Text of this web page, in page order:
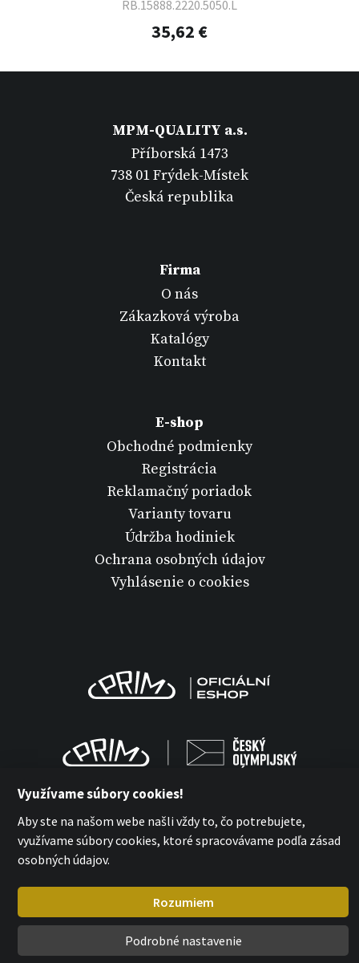
RB.15888.2220.5050.L
35,62 €
MPM-QUALITY a.s.
Příborská 1473
738 01 Frýdek-Místek
Česká republika
Firma
O nás
Zákazková výroba
Katalógy
Kontakt
E-shop
Obchodné podmienky
Registrácia
Reklamačný poriadok
Varianty tovaru
Údržba hodiniek
Ochrana osobných údajov
Vyhlásenie o cookies
Využívame súbory cookies!
Aby ste na našom webe našli vždy to, čo potrebujete,
využívame súbory cookies, ktoré spracovávame podľa zásad
osobných údajov.
Rozumiem
Podrobné nastavenie